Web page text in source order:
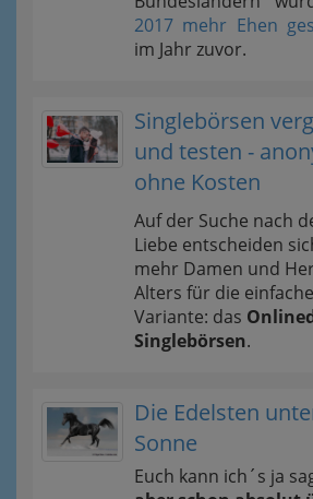
2017 mehr Ehen
im Jahr zuvor.
Singlebörsen
und testen -
ohne Kosten
Auf der Suche nach
Liebe entscheiden
mehr Damen und
Alters für die
Variante: das
Singlebörsen.
Die Edelsten
Sonne
Euch kann ich´s ja